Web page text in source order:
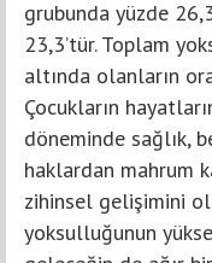
grubunda yüzde
23,3’tür. Toplam
altında olanların
Çocukların
döneminde sağlık,
haklardan mahrum
zihinsel gelişimini
yoksulluğunun